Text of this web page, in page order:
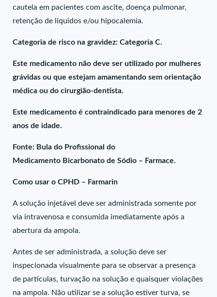
cautela em pacientes com ascite, doença pulmonar,
retenção de líquidos e/ou hipocalemia.
Categoria de risco na gravidez: Categoria C.
Este medicamento não deve ser utilizado por mulheres
grávidas ou que estejam amamentando sem orientação
médica ou do cirurgião-dentista.
Este medicamento é contraindicado para menores de 2
anos de idade.
Fonte: Bula do Profissional do
Medicamento Bicarbonato de Sódio – Farmace.
Como usar o CPHD – Farmarin
A solução injetável deve ser administrada somente por
via intravenosa e consumida imediatamente após a
abertura da ampola.
Antes de ser administrada, a solução deve ser
inspecionada visualmente para se observar a presença
de partículas, turvação na solução e quaisquer violações
na ampola. Não utilizar se a solução estiver turva, se